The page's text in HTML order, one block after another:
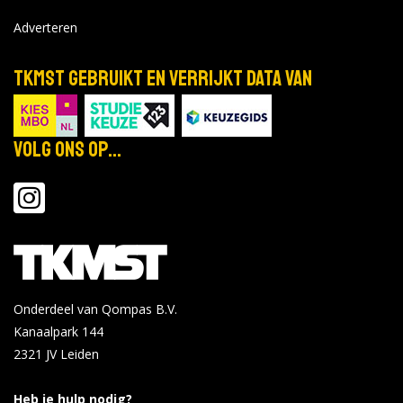
Adverteren
TKMST gebruikt en verrijkt data van
Volg ons op...
Onderdeel van Qompas B.V.
Kanaalpark 144
2321 JV Leiden
Heb je hulp nodig?